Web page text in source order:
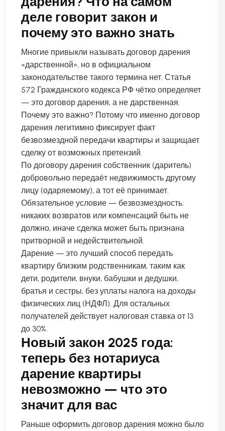
деле говорит закон и
почему это важно знать
Многие привыкли называть договор дарения
«дарственной», но в официальном
законодательстве такого термина нет. Статья
572 Гражданского кодекса РФ чётко определяет
— это договор дарения, а не дарственная.
Почему это важно? Потому что именно договор
дарения легитимно фиксирует факт
безвозмездной передачи квартиры и защищает
сделку от возможных претензий.
По договору дарения собственник (даритель)
добровольно передаёт недвижимость другому
лицу (одаряемому), а тот её принимает.
Обязательное условие — безвозмездность:
никаких возвратов или компенсаций быть не
должно, иначе сделка может быть признана
притворной и недействительной.
Дарение — это лучший способ передать
квартиру близким родственникам, таким как
дети, родители, внуки, бабушки и дедушки,
братья и сестры, без уплаты налога на доходы
физических лиц (НДФЛ). Для остальных
получателей действует налоговая ставка от 13
до 30%.
Новый закон 2025 года:
теперь без нотариуса
дарение квартиры
невозможно — что это
значит для вас
Раньше оформить договор дарения можно было